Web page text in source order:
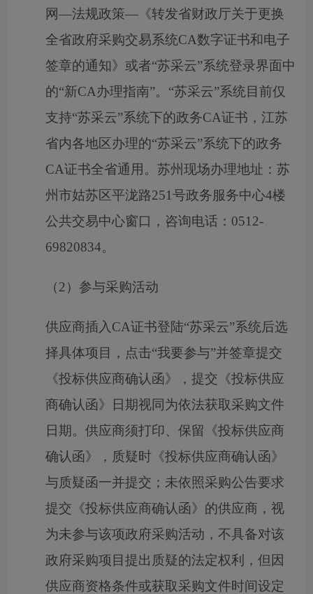
网—法规政策— 《转发省财政厅关于更换
全省政府采购交易系统CA数字证书和电子
签章的通知》或者“苏采云”系统登录界面中
的“新CA办理指南”。“苏采云”系统目前仅
支持“苏采云”系统下的政务CA证书，江苏
省内各地区办理的“苏采云”系统下的政务
CA证书全省通用。苏州现场办理地址：苏
州市姑苏区平泷路251号政务服务中心4楼
公共交易中心窗口，咨询电话： 0512-
69820834。
（2 ）参与采购活动
供应商插入 CA证书登陆“苏采云”系统后选
择具体项目，点击“我要参与”并签章提交
《投标供应商确认函》，提交《投标供应
商确认函》日期视同为依法获取采购文件
日期。供应商须打印、保留《投标供应商
确认函》，质疑时《投标供应商确认函》
与质疑函一并提交；未依照采购公告要求
提交《投标供应商确认函》的供应商，视
为未参与该项政府采购活动，不具备对该
政府采购项目提出质疑的法定权利，但因
供应商资格条件或获取采购文件时间设定